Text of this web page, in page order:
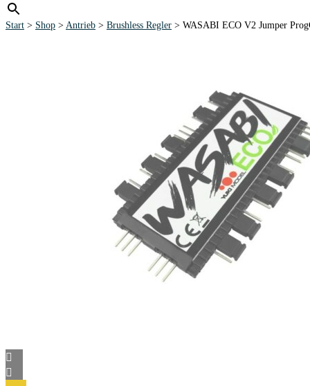
Start > Shop > Antrieb > Brushless Regler > WASABI ECO V2 Jumper